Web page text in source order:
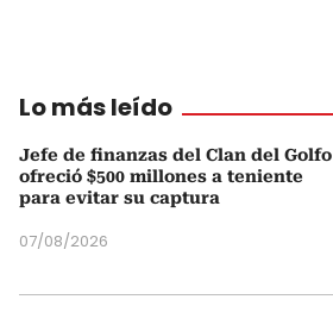
Lo más leído
Jefe de finanzas del Clan del Golfo
ofreció $500 millones a teniente
para evitar su captura
07/08/2026